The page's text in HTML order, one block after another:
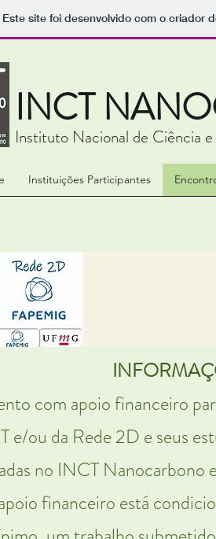
Este site foi desenvolvido com o criador
INCT
Instituto Nacional de Ciência
Instituições Participantes
com apoio financeiro
e/ou da Rede 2D e seus
no INCT Nanocarbono
financeiro está